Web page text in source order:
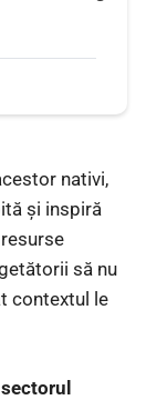
nativi,
și inspiră
să nu
contextul le